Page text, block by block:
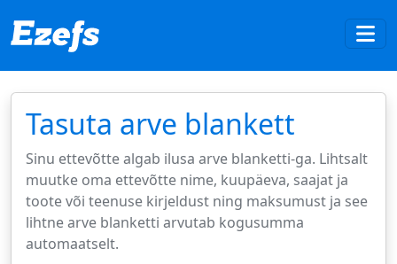
Tasuta arve blankett
Sinu ettevõtte algab ilusa arve blanketti-ga. Lihtsalt
muutke oma ettevõtte nime, kuupäeva, saajat ja
toote või teenuse kirjeldust ning maksumust ja see
lihtne arve blanketti arvutab kogusumma
automaatselt.